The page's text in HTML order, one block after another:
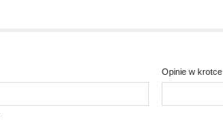
Opinie w krotce